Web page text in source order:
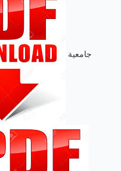
جامعية